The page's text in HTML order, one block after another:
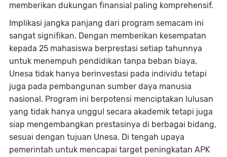
memberikan dukungan finansial paling komprehensif.
Implikasi jangka panjang dari program semacam ini
sangat signifikan. Dengan memberikan kesempatan
kepada 25 mahasiswa berprestasi setiap tahunnya
untuk menempuh pendidikan tanpa beban biaya,
Unesa tidak hanya berinvestasi pada individu tetapi
juga pada pembangunan sumber daya manusia
nasional. Program ini berpotensi menciptakan lulusan
yang tidak hanya unggul secara akademik tetapi juga
siap mengembangkan prestasinya di berbagai bidang,
sesuai dengan tujuan Unesa. Di tengah upaya
pemerintah untuk mencapai target peningkatan APK